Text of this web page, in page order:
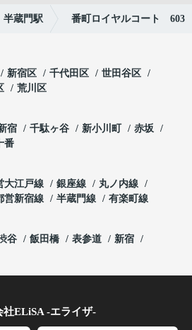
半蔵門駅 番町ロイヤルコート 603
新宿区 千代田区
世田谷区
荒川区
宿 千駄ヶ谷 新小川町
赤坂
番
大江戸線 銀座線
丸ノ内線
営新宿線 半蔵門線 有楽町線
谷 飯田橋 表参道
新宿
社ELiSA -エライザ-